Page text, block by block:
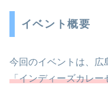
イベント概要
今回のイベントは、
「インディーズカレー